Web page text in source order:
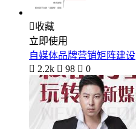
收藏
立即使用
自媒体品牌营销矩阵建设
 2.2k  98  0